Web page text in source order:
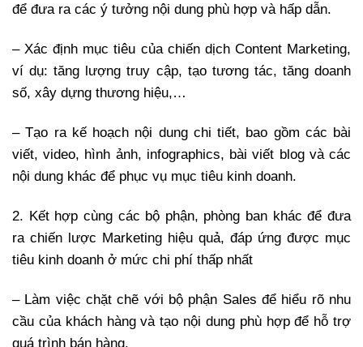
để đưa ra các ý tưởng nội dung phù hợp và hấp dẫn.
– Xác định mục tiêu của chiến dịch Content Marketing,
ví dụ: tăng lượng truy cập, tạo tương tác, tăng doanh
số, xây dựng thương hiệu,…
– Tạo ra kế hoạch nội dung chi tiết, bao gồm các bài
viết, video, hình ảnh, infographics, bài viết blog và các
nội dung khác để phục vụ mục tiêu kinh doanh.
2. Kết hợp cùng các bộ phận, phòng ban khác để đưa
ra chiến lược Marketing hiệu quả, đáp ứng được mục
tiêu kinh doanh ở mức chi phí thấp nhất
– Làm việc chặt chẽ với bộ phận Sales để hiểu rõ nhu
cầu của khách hàng và tạo nội dung phù hợp để hỗ trợ
quá trình bán hàng.